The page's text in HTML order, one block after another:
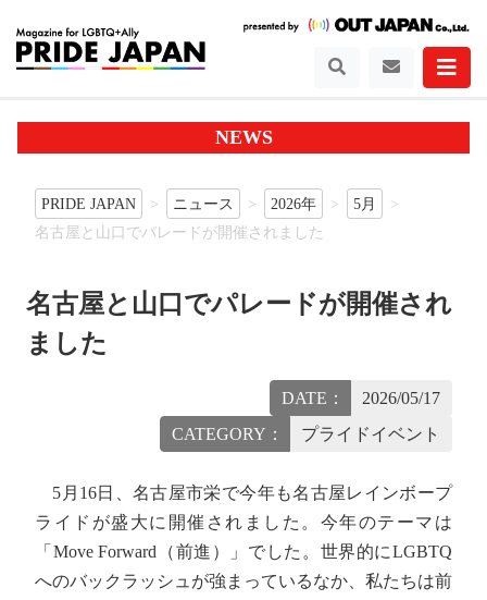
NEWS
PRIDE JAPAN ニュース 2026年
5月
名古屋と山口でパレードが開催されました
名古屋と山口でパレードが開催され
ました
DATE：
2026/05/17
CATEGORY：
プライドイベント
5月16日、名古屋市栄で今年も名古屋レインボープ
ライドが盛大に開催されました。今年のテーマは
「Move Forward（前進）」でした。世界的にLGBTQ
へのバックラッシュが強まっているなか、私たちは前